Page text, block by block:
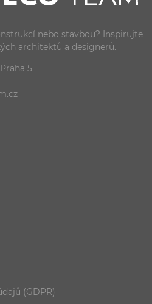
nebo stavbou? Inspirujte
architektů a designerů.
5
(GDPR)